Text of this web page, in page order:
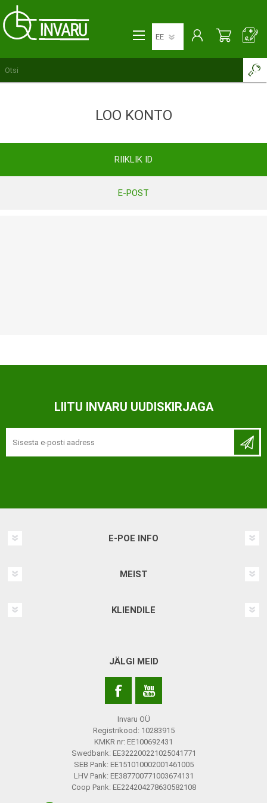
LOO KONTO
RIIKLIK ID
E-POST
LIITU INVARU UUDISKIRJAGA
E-POE INFO
MEIST
KLIENDILE
JÄLGI MEID
Invaru OÜ
Registrikood: 10283915
KMKR nr: EE100692431
Swedbank: EE322200221025041771
SEB Pank: EE151010002001461005
LHV Pank: EE387700771003674131
Coop Pank: EE224204278630582108